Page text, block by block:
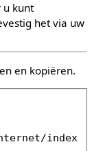
u kunt
het via uw
en kopiëren.